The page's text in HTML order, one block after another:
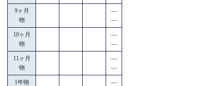
9ヶ月
物
---
---
10ヶ月
物
---
---
11ヶ月
物
---
---
1年物
---